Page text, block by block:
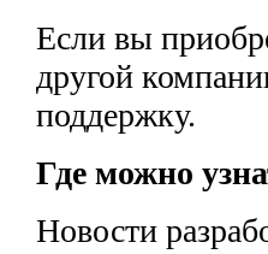
Если вы
другой
поддержку.
Где можно
Новости